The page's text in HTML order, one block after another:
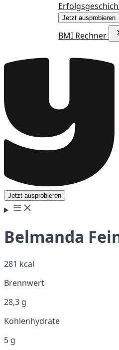
Jetzt ausprobieren
BMI Rechner
Jetzt ausprobieren
Belmanda
281 kcal
Brennwert
28,3 g
Kohlenhydrate
5 g